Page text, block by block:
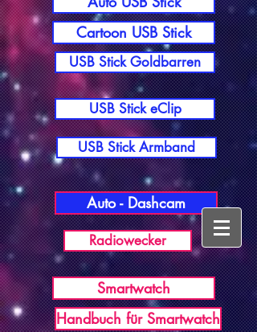
Cartoon USB Stick
USB Stick Goldbarren
USB Stick eClip
USB Stick Armband
Auto - Dashcam
Radiowecker
Smartwatch
Handbuch für Smartwatch